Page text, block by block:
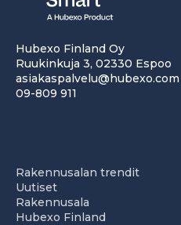
Hubexo Finland Oy
Ruukinkuja 3, 02330 Espoo
asiakaspalvelu@hubexo.com
09-809 911
Rakennusalan trendit
Uutiset
Rakennusala
Hubexo Finland